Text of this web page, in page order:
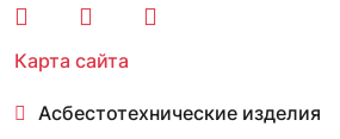
Карта сайта
Асбестотехнические изделия